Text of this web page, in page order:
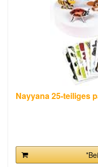
Nayyana 25-teiliges